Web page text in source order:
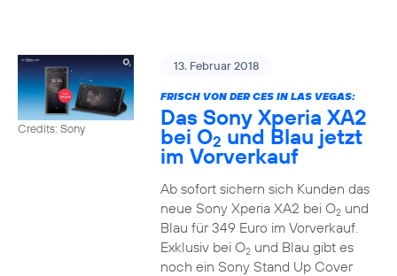
Credits: Sony
13. Februar 2018
FRISCH VON DER CES IN LAS VEGAS:
Das Sony Xperia XA2
bei O2 und Blau jetzt
im Vorverkauf
Ab sofort sichern sich Kunden das
neue Sony Xperia XA2 bei O2und
Blau für 349 Euro im Vorverkauf.
Exklusiv bei O2und Blau gibt es
noch ein Sony Stand Up Cover